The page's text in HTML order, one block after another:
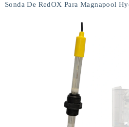
Sonda De RedOX Para Magnapool